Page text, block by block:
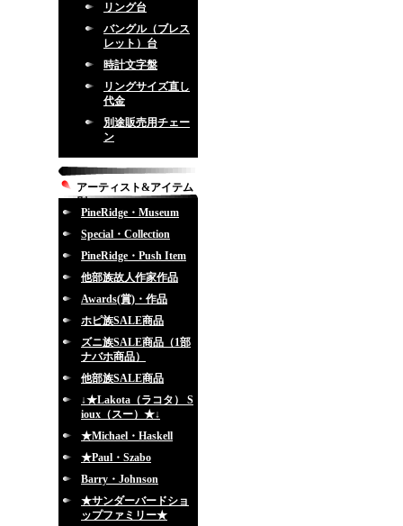
リング台
バングル（ブレス
レット）台
時計文字盤
リングサイズ直し
代金
別途販売用チェー
ン
アーティスト&アイテム
別
PineRidge・Museum
Special・Collection
PineRidge・Push Item
他部族故人作家作品
Awards(賞)・作品
ホピ族SALE商品
ズニ族SALE商品（1部
ナバホ商品）
他部族SALE商品
↓★Lakota（ラコタ） S
ioux（スー）★↓
★Michael・Haskell
★Paul・Szabo
Barry・Johnson
★サンダーバードショ
ップファミリー★